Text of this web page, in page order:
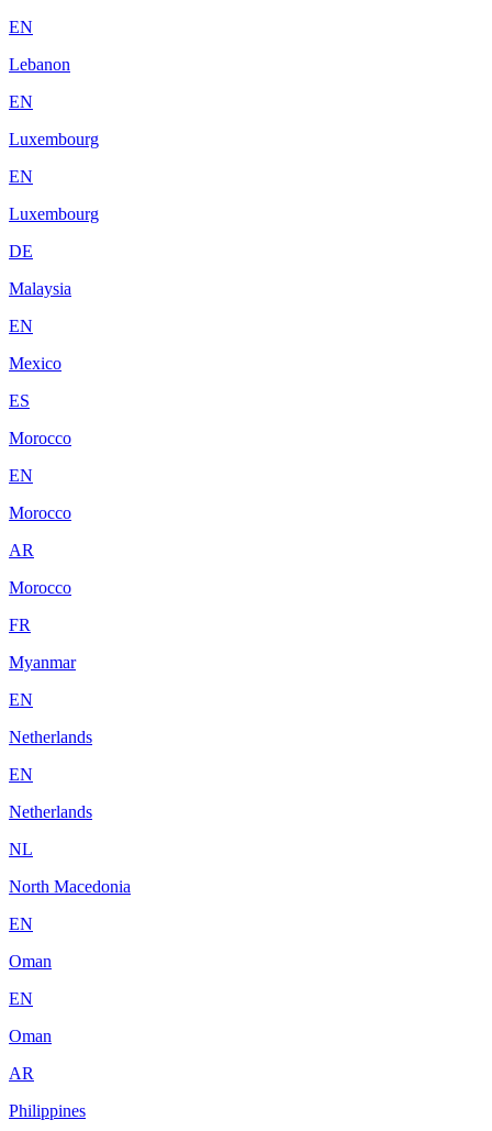
EN
Lebanon
EN
Luxembourg
EN
Luxembourg
DE
Malaysia
EN
Mexico
ES
Morocco
EN
Morocco
AR
Morocco
FR
Myanmar
EN
Netherlands
EN
Netherlands
NL
North Macedonia
EN
Oman
EN
Oman
AR
Philippines